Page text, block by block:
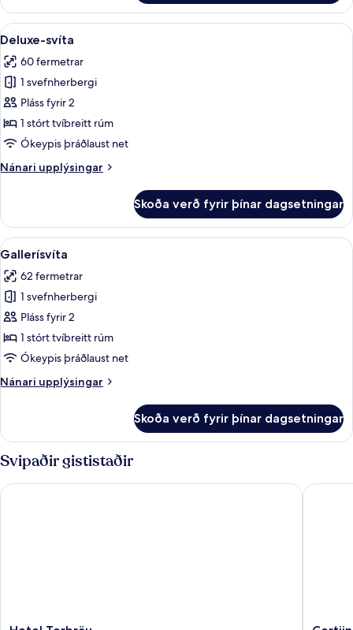
svíta
Skoða
allar
myndir
fyrir
Deluxe-
svíta
Rúmföt af bestu gerð, míníbar,
5
Deluxe-svíta
60 fermetrar
1 svefnherbergi
Pláss fyrir 2
1 stórt tvíbreitt rúm
Ókeypis þráðlaust net
Nánari upplýsingar
Nánari
svíta
Skoða verð fyrir þínar dagsetningar
Skoða
allar
myndir
fyrir
Gallerísvíta
Gallerísvíta | Rúmföt af bestu gerð,
7
Gallerísvíta
62 fermetrar
1 svefnherbergi
Pláss fyrir 2
1 stórt tvíbreitt rúm
Ókeypis þráðlaust net
Nánari upplýsingar
Nánari
Skoða verð fyrir þínar dagsetningar
Svipaðir gististaðir
Hotel Torbräu Cortiina